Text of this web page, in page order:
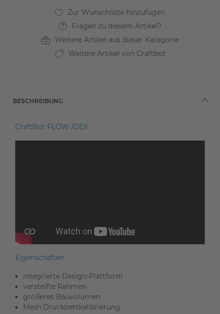
Fragen zu diesem Artikel?
Weitere Artikel aus dieser Kategorie
Weitere Artikel von Craftbot
BESCHREIBUNG
CraftBot FLOW IDEX
Eigenschaften
integrierte Design-Plattform
versteifte Rahmen
größeres Bauvolumen
Mesh Druckbettkalibrierung